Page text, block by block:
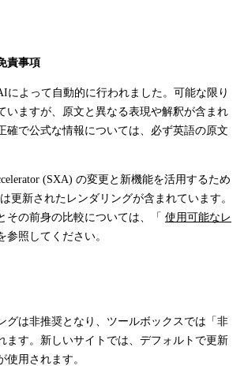
責事項
によって自動的に行われました。可能な限り
いますが、原文と異なる表現や解釈が含まれ
確で公式な情報については、必ず英語の原文
(SXA) の変更と新機能を活用するため
更新されたレンダリングが含まれています。
その前身の比較については、「 使用可能なレ
参照してください。
グは非推奨となり、ツールボックスでは「非
ます。新しいサイトでは、デフォルトで更新
使用されます。